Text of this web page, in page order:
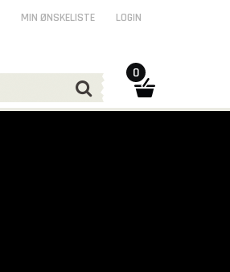
MIN ØNSKELISTE LOGIN
0